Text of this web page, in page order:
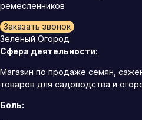
ремесленников
Заказать звонок
Зелёный Огород
Сфера деятельности:
Магазин по продаже семян,
товаров для садоводства и
Боль: